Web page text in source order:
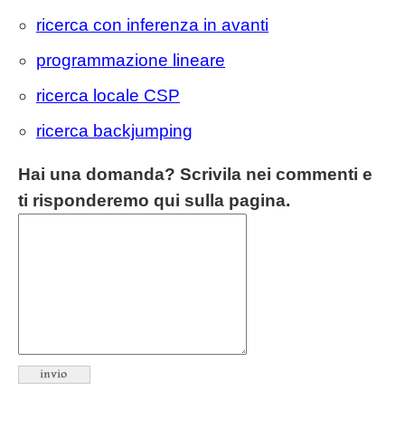
ricerca con inferenza in avanti
programmazione lineare
ricerca locale CSP
ricerca backjumping
Hai una domanda? Scrivila nei commenti e
ti risponderemo qui sulla pagina.